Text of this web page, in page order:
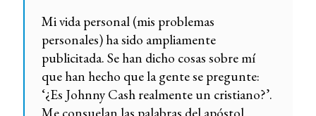
Mi vida personal (mis problemas
personales) ha sido ampliamente
publicitada. Se han dicho cosas sobre mí
que han hecho que la gente se pregunte:
‘¿Es Johnny Cash realmente un cristiano?’.